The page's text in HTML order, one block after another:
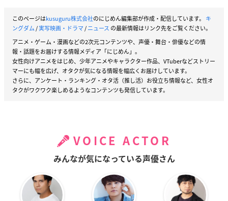
このページはkusuguru株式会社のにじめん編集部が作成・配信しています。 キ
ングダム/実写映画・ドラマ/ニュース の最新情報はリンク先をご覧ください。
アニメ・ゲーム・漫画などの2次元コンテンツや、声優・舞台・俳優などの情
報・話題をお届けする情報メディア「にじめん」。
女性向けアニメをはじめ、少年アニメやキャラクター作品、VTuberなどストリー
マーにも幅を広げ、オタクが気になる情報を幅広くお届けしています。
さらに、アンケート・ランキング・オタ活（推し活）お役立ち情報など、女性オ
タクがワクワク楽しめるようなコンテンツも発信しています。
VOICE ACTOR
みんなが気になっている声優さん